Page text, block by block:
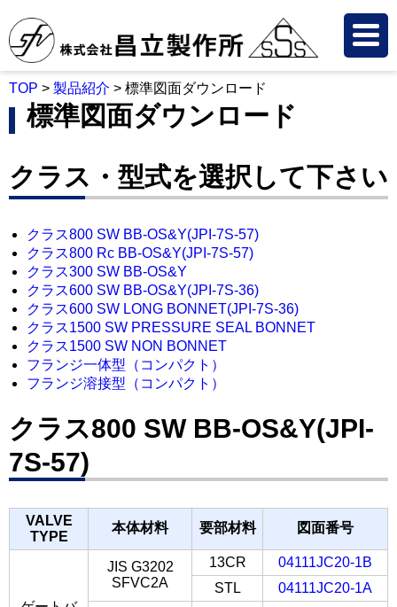
TOP > 製品紹介 > 標準図面ダウンロード
標準図面ダウンロード
クラス・型式を選択して下さい
クラス800 SW BB-OS&Y(JPI-7S-57)
クラス800 Rc BB-OS&Y(JPI-7S-57)
クラス300 SW BB-OS&Y
クラス600 SW BB-OS&Y(JPI-7S-36)
クラス600 SW LONG BONNET(JPI-7S-36)
クラス1500 SW PRESSURE SEAL BONNET
クラス1500 SW NON BONNET
フランジ一体型（コンパクト）
フランジ溶接型（コンパクト）
クラス800 SW BB-OS&Y(JPI-
7S-57)
VALVE
TYPE
本体材料 要部材料 図面番号
JIS G3202
SFVC2A
13CR
04111JC20-1B
STL
04111JC20-1A